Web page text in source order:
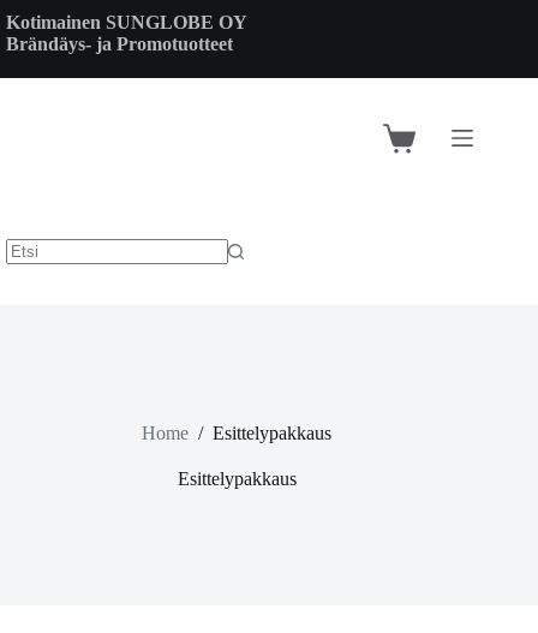
to
content
Kotimainen SUNGLOBE OY
Brändäys- ja Promotuotteet
Shopping
Home / Esittelypakkaus
Esittelypakkaus